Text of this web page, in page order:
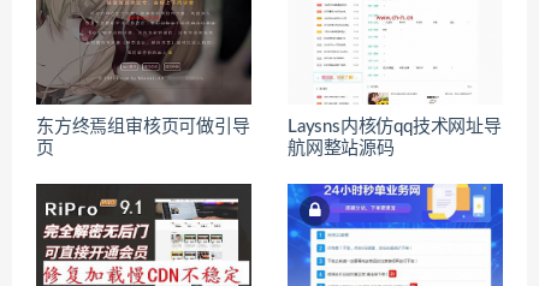
东方终焉组审核页可做引导
页
Laysns内核仿qq技术网址导
航网整站源码